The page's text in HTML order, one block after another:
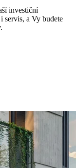
investiční
servis, a Vy budete